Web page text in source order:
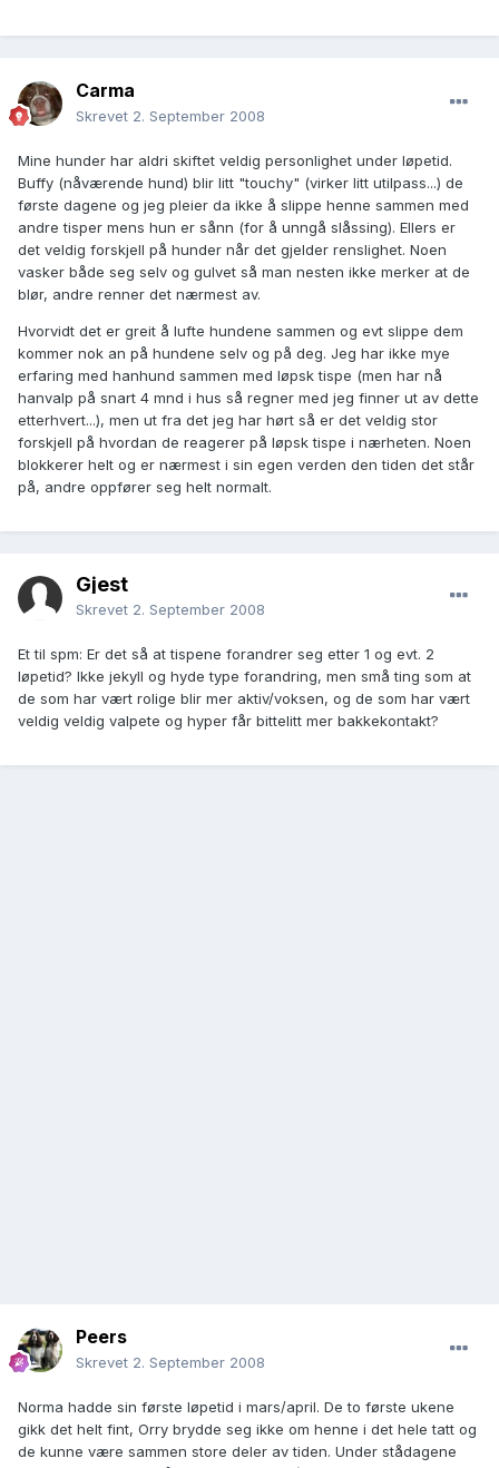
Carma
Skrevet 2. September 2008
Mine hunder har aldri skiftet veldig personlighet under løpetid.
Buffy (nåværende hund) blir litt "touchy" (virker litt utilpass...) de
første dagene og jeg pleier da ikke å slippe henne sammen med
andre tisper mens hun er sånn (for å unngå slåssing). Ellers er
det veldig forskjell på hunder når det gjelder renslighet. Noen
vasker både seg selv og gulvet så man nesten ikke merker at de
blør, andre renner det nærmest av.
Hvorvidt det er greit å lufte hundene sammen og evt slippe dem
kommer nok an på hundene selv og på deg. Jeg har ikke mye
erfaring med hanhund sammen med løpsk tispe (men har nå
hanvalp på snart 4 mnd i hus så regner med jeg finner ut av dette
etterhvert...), men ut fra det jeg har hørt så er det veldig stor
forskjell på hvordan de reagerer på løpsk tispe i nærheten. Noen
blokkerer helt og er nærmest i sin egen verden den tiden det står
på, andre oppfører seg helt normalt.
Gjest
Skrevet 2. September 2008
Et til spm: Er det så at tispene forandrer seg etter 1 og evt. 2
løpetid? Ikke jekyll og hyde type forandring, men små ting som at
de som har vært rolige blir mer aktiv/voksen, og de som har vært
veldig veldig valpete og hyper får bittelitt mer bakkekontakt?
Peers
Skrevet 2. September 2008
Norma hadde sin første løpetid i mars/april. De to første ukene
gikk det helt fint, Orry brydde seg ikke om henne i det hele tatt og
de kunne være sammen store deler av tiden. Under stådagene